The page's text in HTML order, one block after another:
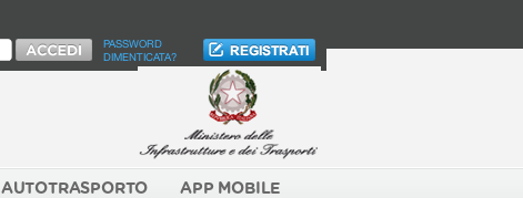
PASSWORD
DIMENTICATA?
AUTOTRASPORTO APP MOBILE